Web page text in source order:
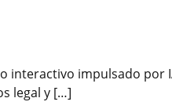
interactivo impulsado
legal y […]